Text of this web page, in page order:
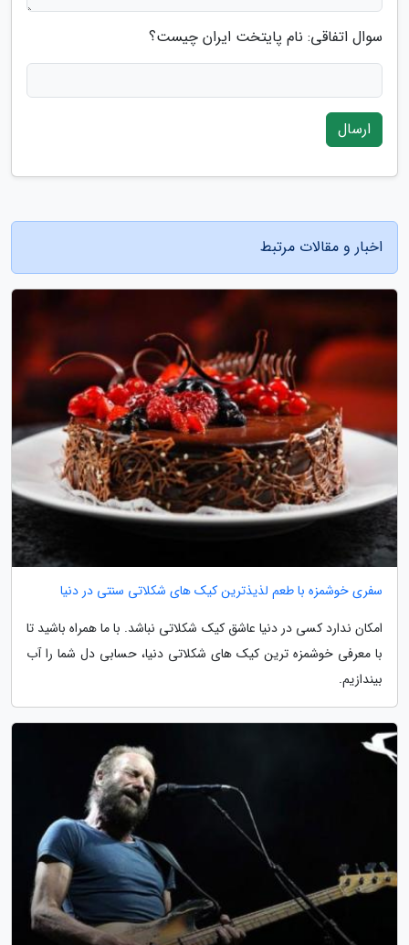
سوال اتفاقی: نام پایتخت ایران چیست؟
ارسال
اخبار و مقالات مرتبط
سفری خوشمزه با طعم لذیذترین کیک های شکلاتی سنتی در دنیا
امکان ندارد کسی در دنیا عاشق کیک شکلاتی نباشد. با ما همراه باشید تا
با معرفی خوشمزه ترین کیک های شکلاتی دنیا، حسابی دل شما را آب
بیندازیم.